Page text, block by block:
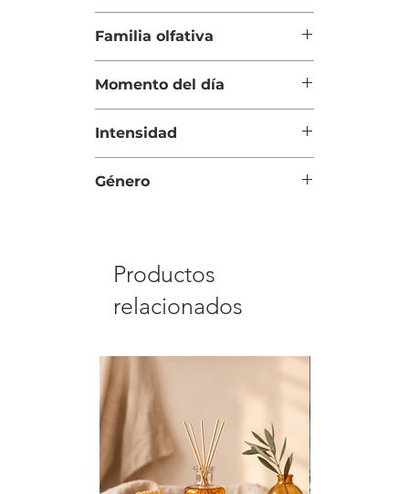
Cuerpo: Algas marinas y vetiver
Fondo: Cedro y musgo de roble
Familia olfativa
Momento del día
Intensidad
Género
Productos
relacionados